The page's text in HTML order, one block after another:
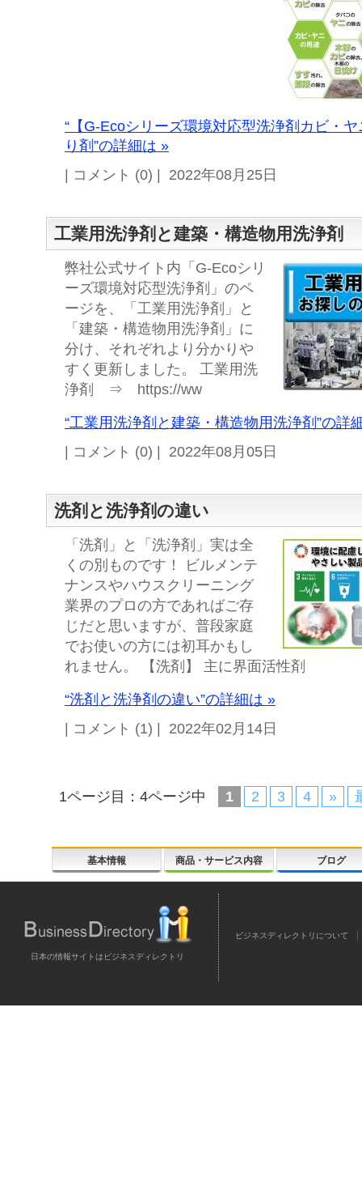
“【G-Ecoシリーズ環境対応型洗浄剤カビ・
り剤”の詳細は »
| コメント (0) | 2022年08月25日
工業用洗浄剤と建築・構造物用洗浄剤
弊社公式サイト内「G-Ecoシリ
ーズ環境対応型洗浄剤」のペ
ージを、「工業用洗浄剤」と
「建築・構造物用洗浄剤」に
分け、それぞれより分かりや
すく更新しました。 工業用洗
浄剤 ⇒ https://ww
“工業用洗浄剤と建築・構造物用洗浄剤”の詳
| コメント (0) | 2022年08月05日
洗剤と洗浄剤の違い
「洗剤」と「洗浄剤」実は全
くの別ものです！ ビルメンテ
ナンスやハウスクリーニング
業界のプロの方であればご存
じだと思いますが、普段家庭
でお使いの方には初耳かもし
れません。 【洗剤】 主に界面活性剤
“洗剤と洗浄剤の違い”の詳細は »
| コメント (1) | 2022年02月14日
1ページ目：4ページ中 1 2 3 4 »
基本情報 商品・サービス内容 ブログ
日本の情報サイトはビジネスディレクトリ
ビジネスディレクトリについて